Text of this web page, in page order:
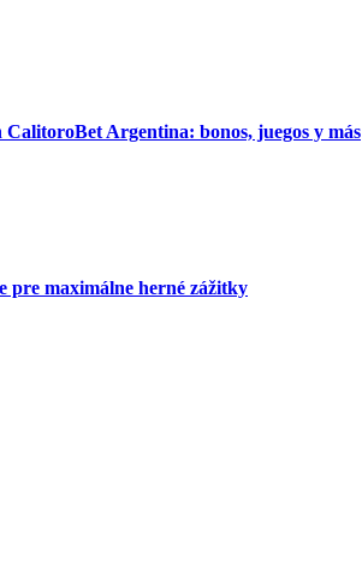
CalitoroBet Argentina: bonos, juegos y más
pre maximálne herné zážitky